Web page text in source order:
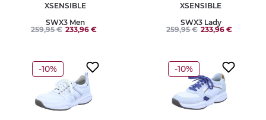
XSENSIBLE
SWX3 Men
259,95 € 233,96 €
XSENSIBLE
SWX3 Lady
259,95 € 233,96 €
-10% -10%